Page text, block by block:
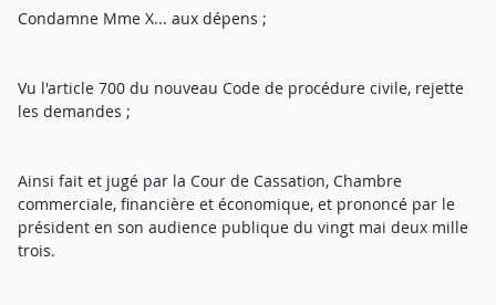
Condamne Mme X... aux dépens ;
Vu l'article 700 du nouveau Code de procédure civile, rejette
les demandes ;
Ainsi fait et jugé par la Cour de Cassation, Chambre
commerciale, financière et économique, et prononcé par le
président en son audience publique du vingt mai deux mille
trois.